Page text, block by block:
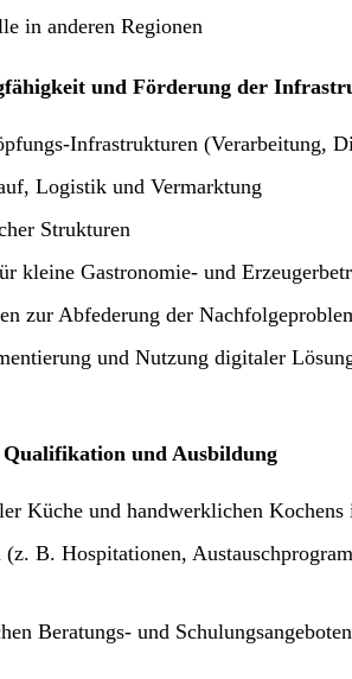
in anderen Regionen
und Förderung der
Infrastrukturen (Verarbeitung,
Logistik und Vermarktung
Strukturen
kleine Gastronomie- und
zur Abfederung der
und Nutzung digitaler
und Ausbildung
Küche und handwerklichen
B. Hospitationen,
Beratungs- und